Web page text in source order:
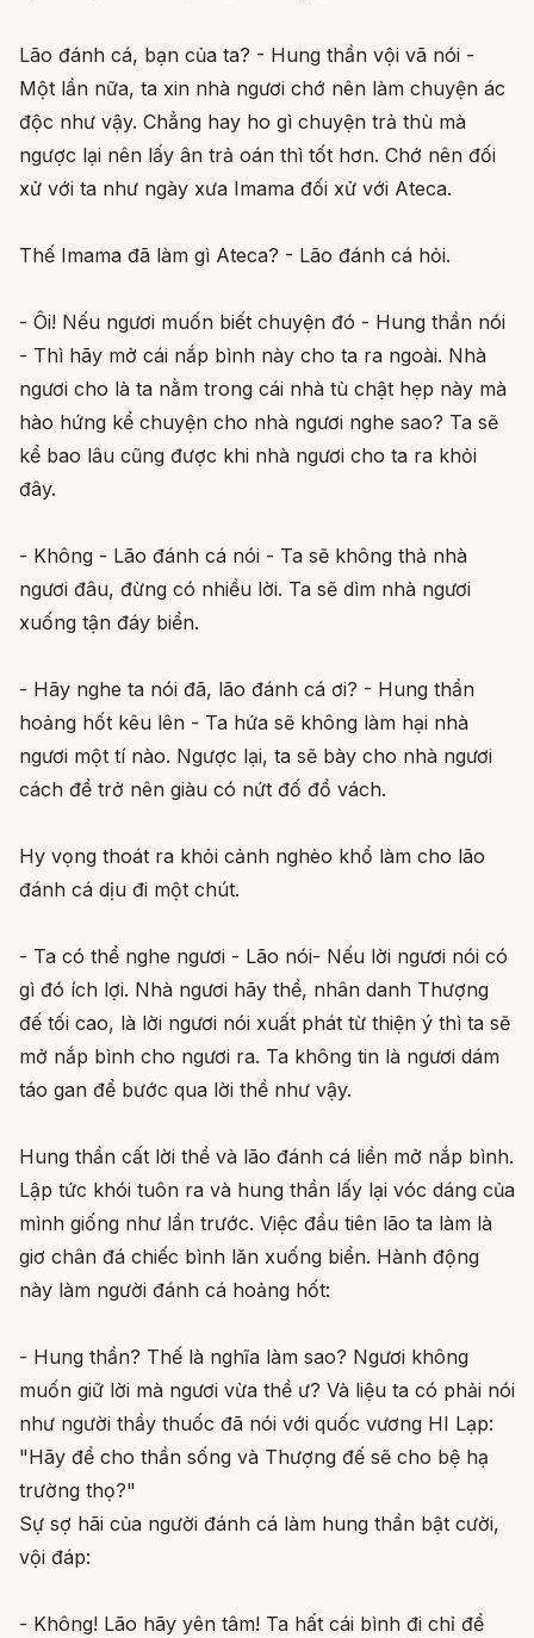
Lão đánh cá, bạn của ta? - Hung thần vội vã nói -
Một lần nữa, ta xin nhà ngươi chớ nên làm chuyện ác
độc như vậy. Chẳng hay ho gì chuyện trả thù mà
ngược lại nên lấy ân trả oán thì tốt hơn. Chớ nên đối
xử với ta như ngày xưa Imama đối xử với Ateca.
Thế Imama đã làm gì Ateca? - Lão đánh cá hỏi.
- Ôi! Nếu ngươi muốn biết chuyện đó - Hung thần nói
- Thì hãy mở cái nắp bình này cho ta ra ngoài. Nhà
ngươi cho là ta nằm trong cái nhà tù chật hẹp này mà
hào hứng kể chuyện cho nhà ngươi nghe sao? Ta sẽ
kể bao lâu cũng được khi nhà ngươi cho ta ra khỏi
đây.
- Không - Lão đánh cá nói - Ta sẽ không thả nhà
ngươi đâu, đừng có nhiều lời. Ta sẽ dìm nhà ngươi
xuống tận đáy biển.
- Hãy nghe ta nói đã, lão đánh cá ơi? - Hung thần
hoảng hốt kêu lên - Ta hứa sẽ không làm hại nhà
ngươi một tí nào. Ngược lại, ta sẽ bày cho nhà ngươi
cách để trở nên giàu có nứt đố đổ vách.
Hy vọng thoát ra khỏi cảnh nghèo khổ làm cho lão
đánh cá dịu đi một chút.
- Ta có thể nghe ngươi - Lão nói- Nếu lời ngươi nói có
gì đó ích lợi. Nhà ngươi hãy thề, nhân danh Thượng
đế tối cao, là lời ngươi nói xuất phát từ thiện ý thì ta sẽ
mở nắp bình cho ngươi ra. Ta không tin là ngươi dám
táo gan để bước qua lời thề như vậy.
Hung thần cất lời thề và lão đánh cá liền mở nắp bình.
Lập tức khói tuôn ra và hung thần lấy lại vóc dáng của
mình giống như lần trước. Việc đầu tiên lão ta làm là
giơ chân đá chiếc bình lăn xuống biển. Hành động
này làm người đánh cá hoảng hốt:
- Hung thần? Thế là nghĩa làm sao? Ngươi không
muốn giữ lời mà ngươi vừa thề ư? Và liệu ta có phải nói
như người thầy thuốc đã nói với quốc vương HI Lạp:
"Hãy để cho thần sống và Thượng đế sẽ cho bệ hạ
trường thọ?"
Sự sợ hãi của người đánh cá làm hung thần bật cười,
vội đáp:
- Không! Lão hãy yên tâm! Ta hất cái bình đi chỉ để